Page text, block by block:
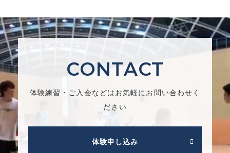
CONTACT
体験練習・ご入会などはお気軽にお問い合わせく
ださい
体験申し込み